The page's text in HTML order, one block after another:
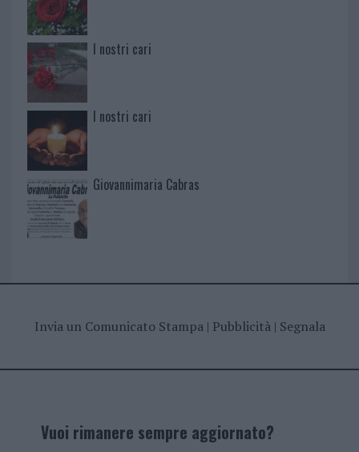
I nostri cari
I nostri cari
Giovannimaria Cabras
Invia un Comunicato Stampa| Pubblicità| Segnala
Vuoi rimanere sempre aggiornato?